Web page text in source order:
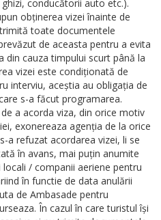
conducătorii auto etc.).
obținerea vizei înainte de
toate documentele
de aceasta pentru a evita
din cauza timpului scurt până la
vizei este condiționată de
interviu, aceștia au obligația de
s-a făcut programarea.
a acorda viza, din orice motiv
exonereaza agenția de la orice
a refuzat acordarea vizei, li se
în avans, mai puțin anumite
/ companii aeriene pentru
în functie de data anulării
de Ambasade pentru
În cazul în care turistul își